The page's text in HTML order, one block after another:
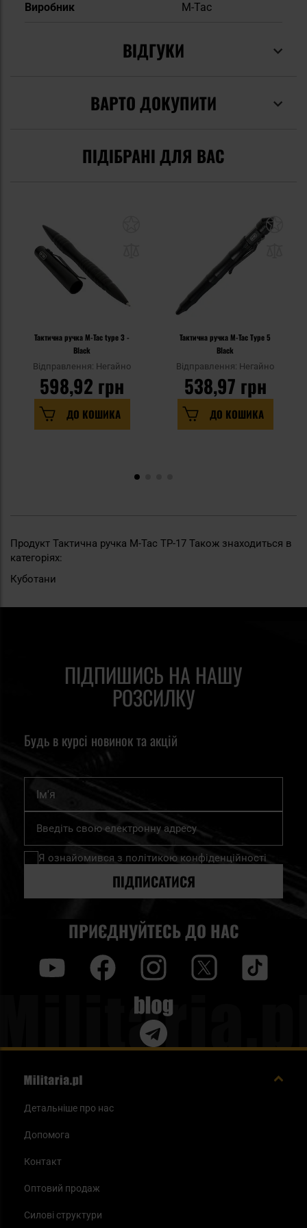
Виробник
M-Tac
ВІДГУКИ
ВАРТО ДОКУПИТИ
ПІДІБРАНІ ДЛЯ ВАС
Тактична ручка M-Tac type 3 -
Black
Відправлення: Негайно
598,92 грн
ДО КОШИКА
Тактична ручка M-Tac Type 5
Black
Відправлення: Негайно
538,97 грн
ДО КОШИКА
Продукт Тактична ручка M-Tac TP-17 Також знаходиться в
категоріях:
Куботани
ПІДПИШИСЬ НА НАШУ
РОЗСИЛКУ
Будь в курсі новинок та акцій
Підпишіться
нашу
розсилку
Я ознайомився з політикою конфіденційності
ПІДПИСАТИСЯ
ПРИЄДНУЙТЕСЬ ДО НАС
Blog
Детальніше про нас
Допомога
Контакт
Оптовий продаж
Силові структури